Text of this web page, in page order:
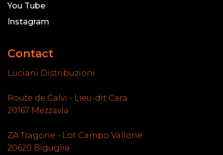
You Tube
Instagram
Contact
Luciani Distribuzioni
Route de Calvi - Lieu-dit Cara
20167 Mezzavia
ZA Tragone - Lot Campo Vallone
20620 Biguglia